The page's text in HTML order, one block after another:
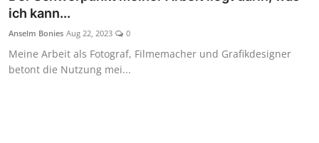
ich kann...
Anselm Bonies Aug 22, 2023 0
Meine Arbeit als Fotograf, Filmemacher und Grafikdesigner
betont die Nutzung mei...